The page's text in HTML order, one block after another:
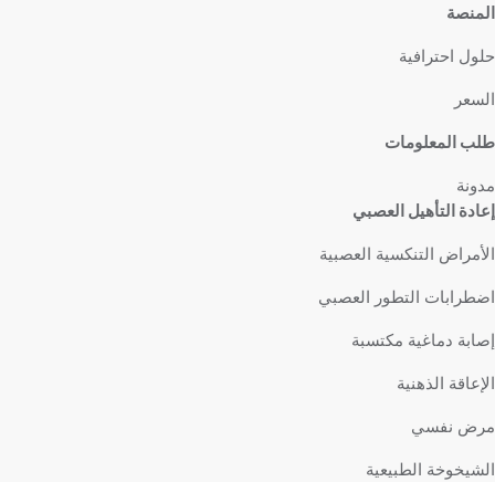
المنصة
حلول احترافية
السعر
طلب المعلومات
مدونة
إعادة التأهيل العصبي
الأمراض التنكسية العصبية
اضطرابات التطور العصبي
إصابة دماغية مكتسبة
الإعاقة الذهنية
مرض نفسي
الشيخوخة الطبيعية